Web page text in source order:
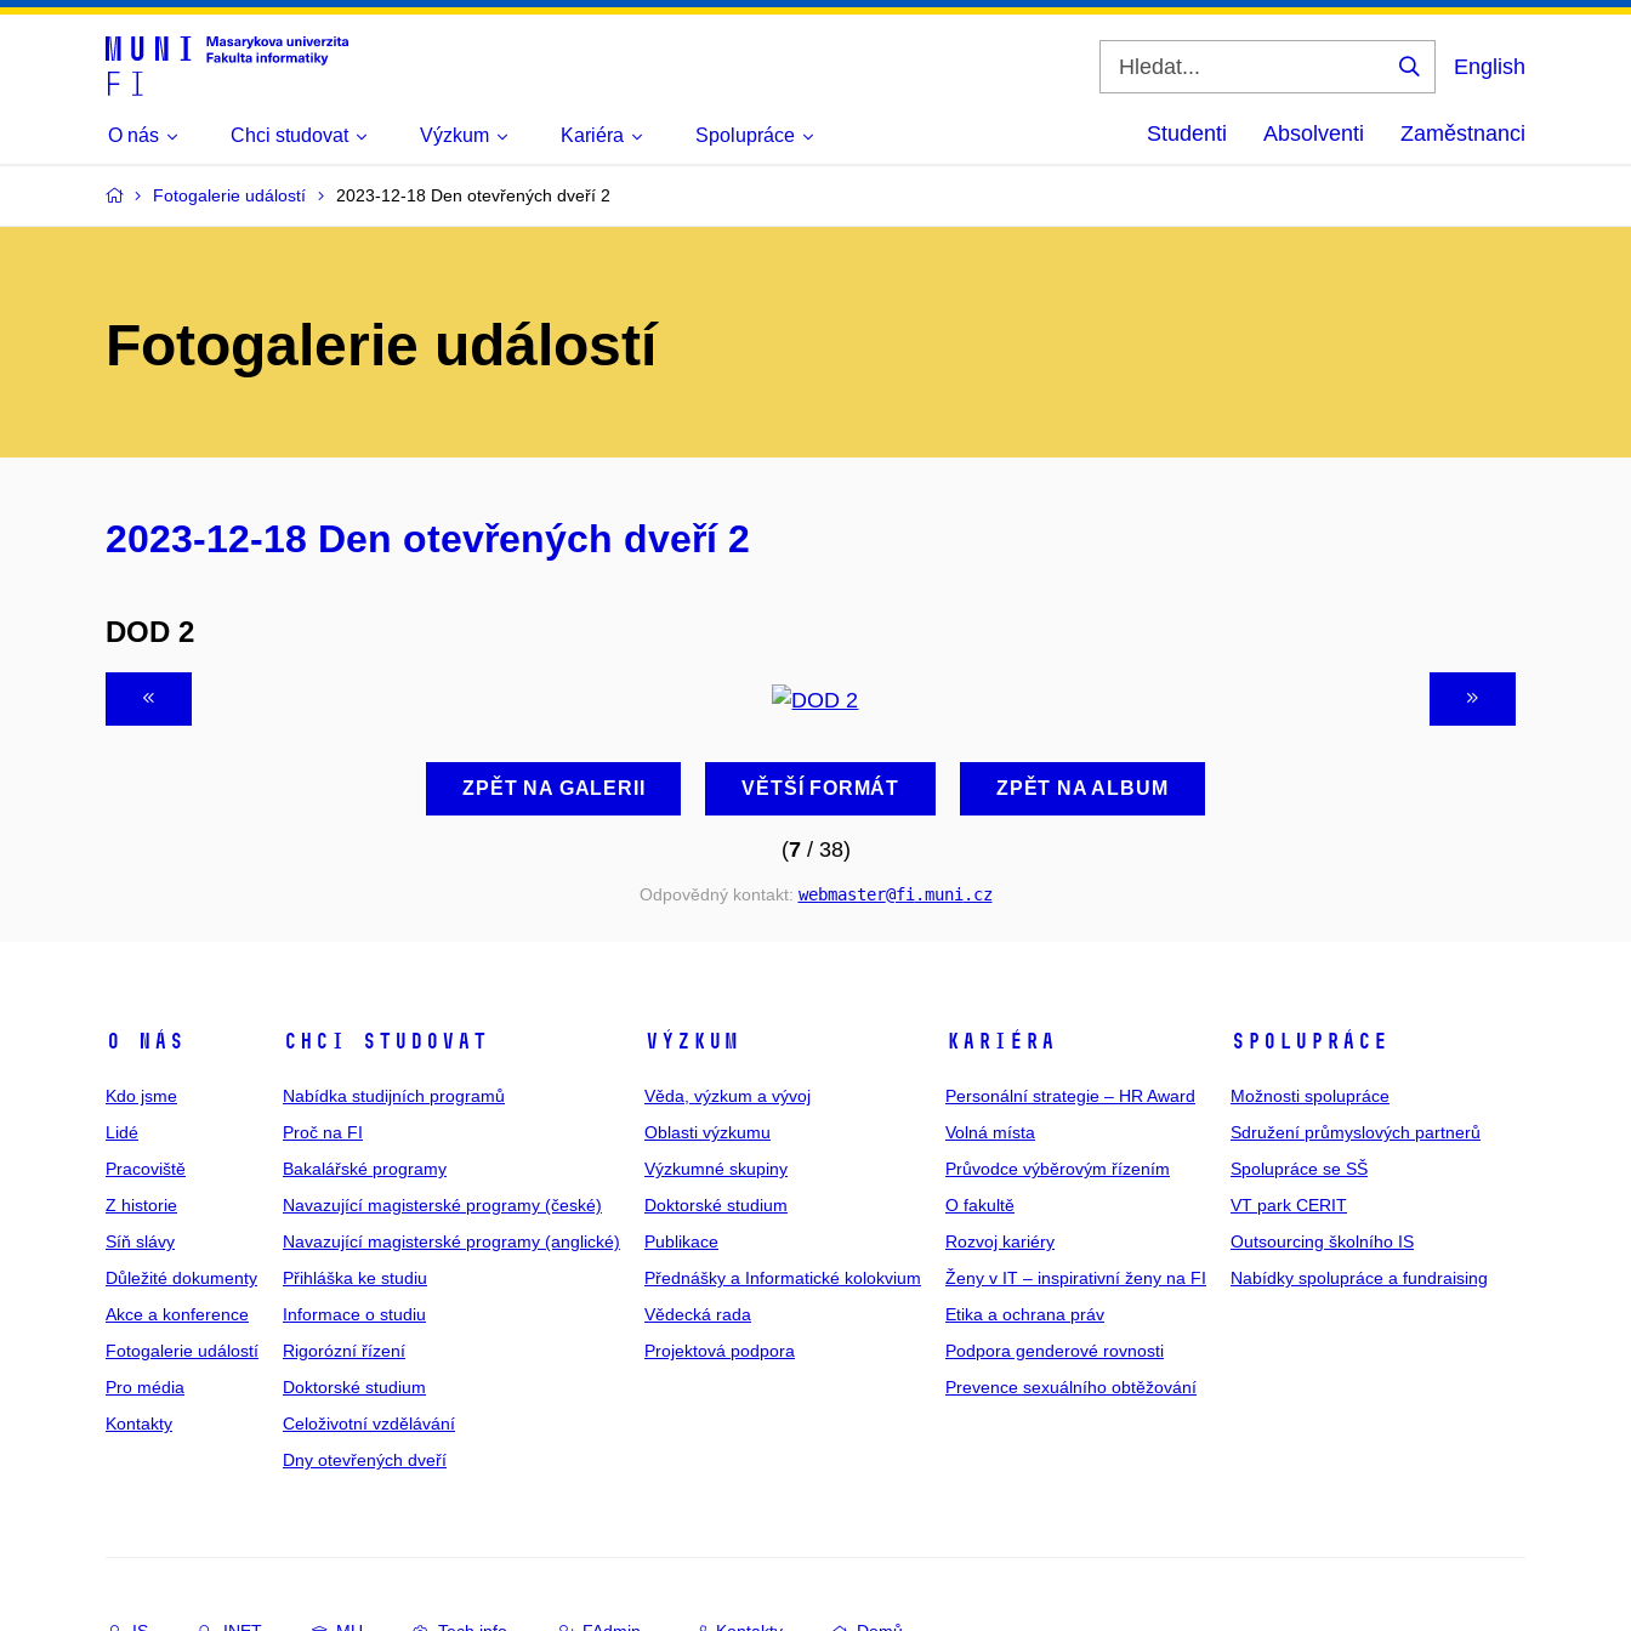
Vyhledat
English
O nás Chci studovat Výzkum Kariéra Spolupráce Studenti Absolventi Zaměstnanci
Fotogalerie událostí 2023-12-18 Den otevřených dveří 2
Fotogalerie událostí
2023-12-18 Den otevřených dveří 2
DOD 2
ZPĚT NA GALERII VĚTŠÍ FORMÁT ZPĚT NA ALBUM
(7/ 38)
Odpovědný kontakt: webmaster@fi .muni .cz
O NÁS
Kdo jsme
Lidé
Pracoviště
Z historie
Síň slávy
Důležité dokumenty
Akce a konference
Fotogalerie událostí
Pro média
Kontakty
CHCI STUDOVAT
Nabídka studijních programů
Proč na FI
Bakalářské programy
Navazující magisterské programy (české)
Navazující magisterské programy (anglické)
Přihláška ke studiu
Informace o studiu
Rigorózní řízení
Doktorské studium
Celoživotní vzdělávání
Dny otevřených dveří
VÝZKUM
Věda, výzkum a vývoj
Oblasti výzkumu
Výzkumné skupiny
Doktorské studium
Publikace
Přednášky a Informatické kolokvium
Vědecká rada
Projektová podpora
KARIÉRA
Personální strategie – HR Award
Volná místa
Průvodce výběrovým řízením
O fakultě
Rozvoj kariéry
Ženy v IT – inspirativní ženy na FI
Etika a ochrana práv
Podpora genderové rovnosti
Prevence sexuálního obtěžování
SPOLUPRÁCE
Možnosti spolupráce
Sdružení průmyslových partnerů
Spolupráce se SŠ
VT park CERIT
Outsourcing školního IS
Nabídky spolupráce a fundraising